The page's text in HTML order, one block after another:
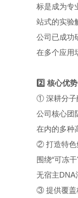
标是成为专
站式的实验
公司已成功
在多个应用
2️⃣ 核心优
① 深耕分子
公司核心团
在内的多种
② 打造特色
围绕“可冻
无宿主DNA
③ 提供覆盖